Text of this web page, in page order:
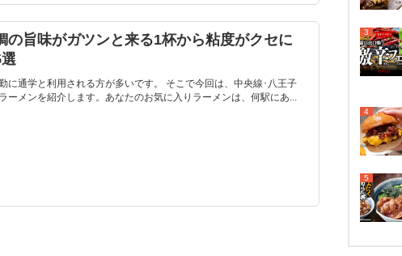
の旨味がガツンと来る1杯から粘度がクセに
に通学と利用される方が多いです。 そこで今回は、中央線･八王子
メンを紹介します。あなたのお気に入りラーメンは、何駅にあ...
3
4
5